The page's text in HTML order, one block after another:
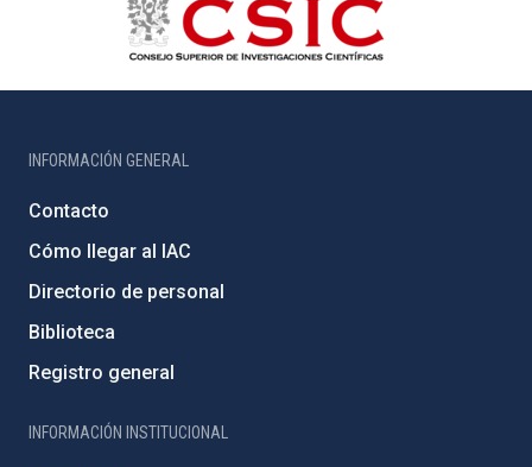
INFORMACIÓN GENERAL
Contacto
Cómo llegar al IAC
Directorio de personal
Biblioteca
Registro general
INFORMACIÓN INSTITUCIONAL